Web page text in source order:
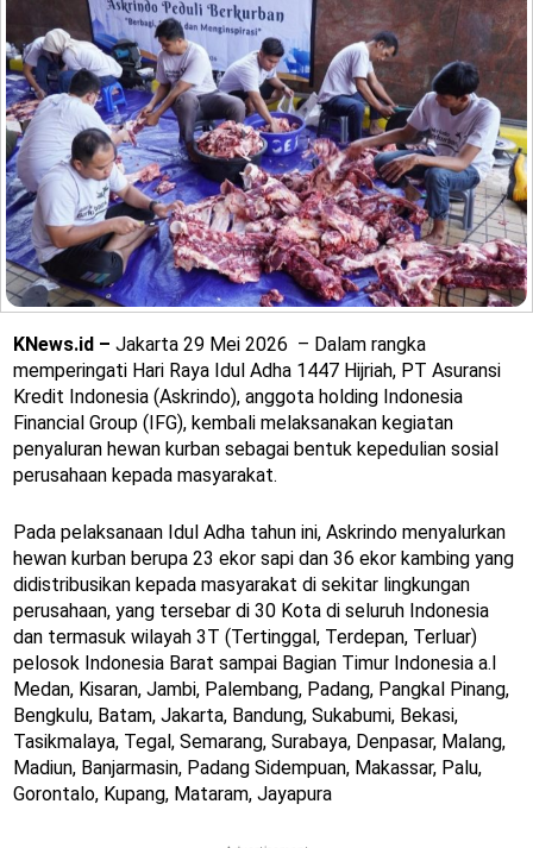
KNews.id – Jakarta 29 Mei 2026 – Dalam rangka
memperingati Hari Raya Idul Adha 1447 Hijriah, PT Asuransi
Kredit Indonesia (Askrindo), anggota holding Indonesia
Financial Group (IFG), kembali melaksanakan kegiatan
penyaluran hewan kurban sebagai bentuk kepedulian sosial
perusahaan kepada masyarakat.
Pada pelaksanaan Idul Adha tahun ini, Askrindo menyalurkan
hewan kurban berupa 23 ekor sapi dan 36 ekor kambing yang
didistribusikan kepada masyarakat di sekitar lingkungan
perusahaan, yang tersebar di 30 Kota di seluruh Indonesia
dan termasuk wilayah 3T (Tertinggal, Terdepan, Terluar)
pelosok Indonesia Barat sampai Bagian Timur Indonesia a.l
Medan, Kisaran, Jambi, Palembang, Padang, Pangkal Pinang,
Bengkulu, Batam, Jakarta, Bandung, Sukabumi, Bekasi,
Tasikmalaya, Tegal, Semarang, Surabaya, Denpasar, Malang,
Madiun, Banjarmasin, Padang Sidempuan, Makassar, Palu,
Gorontalo, Kupang, Mataram, Jayapura